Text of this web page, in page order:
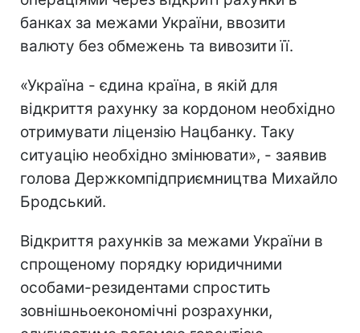
банках за межами України, ввозити
валюту без обмежень та вивозити її.
«Україна - єдина країна, в якій для
відкриття рахунку за кордоном необхідно
отримувати ліцензію Нацбанку. Таку
ситуацію необхідно змінювати», - заявив
голова Держкомпідприємництва Михайло
Бродський.
Відкриття рахунків за межами України в
спрощеному порядку юридичними
особами-резидентами спростить
зовнішньоекономічні розрахунки,